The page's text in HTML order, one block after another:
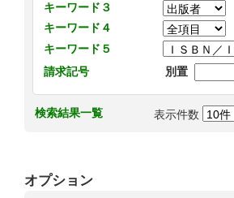
キーワード３
キーワード４
キーワード５
請求記号
別置
検索結果一覧 表示件数
オプション